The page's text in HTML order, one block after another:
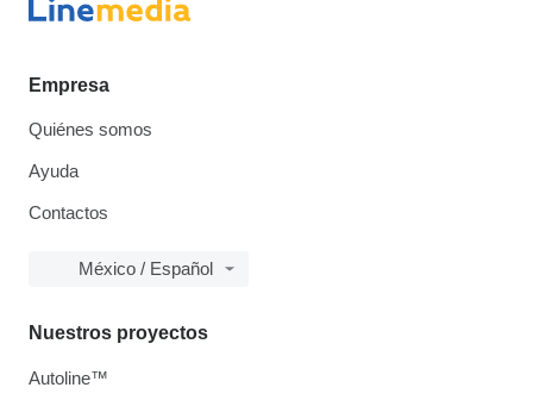
Empresa
Quiénes somos
Ayuda
Contactos
México / Español
Nuestros proyectos
Autoline™